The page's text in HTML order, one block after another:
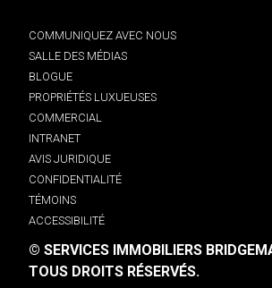
COMMUNIQUEZ AVEC NOUS
SALLE DES MÉDIAS
BLOGUE
PROPRIÉTÉS LUXUEUSES
COMMERCIAL
INTRANET
AVIS JURIDIQUE
CONFIDENTIALITÉ
TÉMOINS
ACCESSIBILITÉ
© SERVICES IMMOBILIERS
TOUS DROITS RÉSERVÉS.